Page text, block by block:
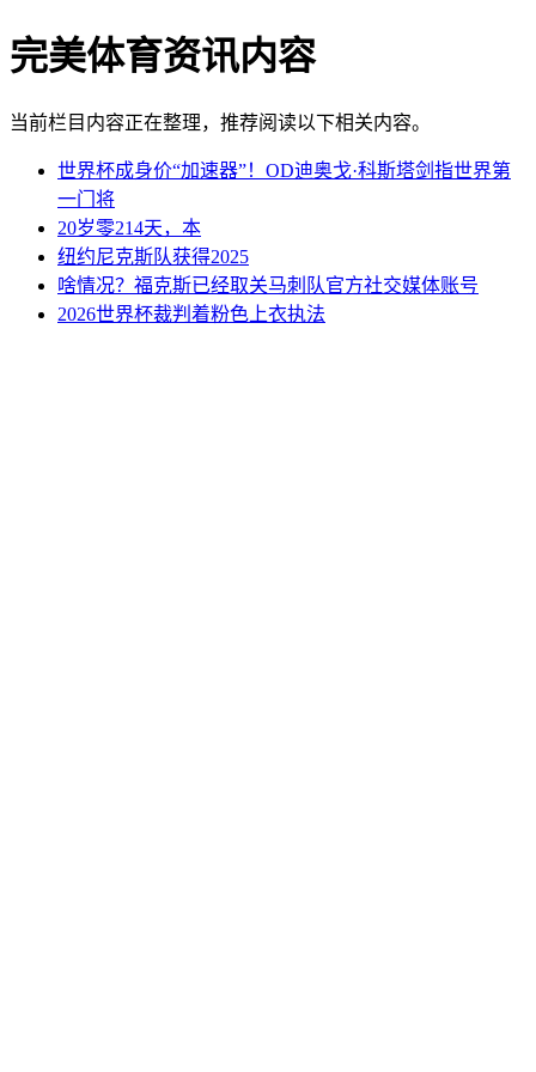
完美体育资讯内容
当前栏目内容正在整理，推荐阅读以下相关内容。
世界杯成身价“加速器”！OD迪奥戈·科斯塔剑指世界第
一门将
20岁零214天，本
纽约尼克斯队获得2025
啥情况？福克斯已经取关马刺队官方社交媒体账号
2026世界杯裁判着粉色上衣执法